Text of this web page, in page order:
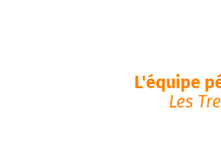
d’histoire pendant
les suivre dans la
dans leur préparation
L'équipe
Les